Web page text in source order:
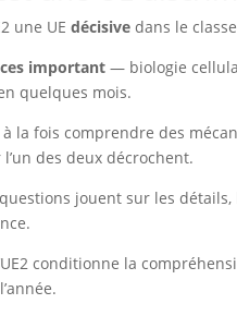
une UEdécisive dans le
important — biologie
quelques mois.
la fois comprendre des
des deux décrochent.
jouent sur les détails,
conditionne la